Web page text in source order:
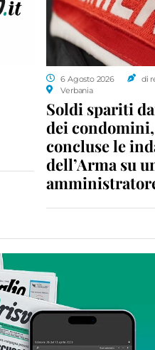
6 Agosto 2026
di
Verbania
Soldi spariti
dei condomini,
concluse le
dell’Arma su